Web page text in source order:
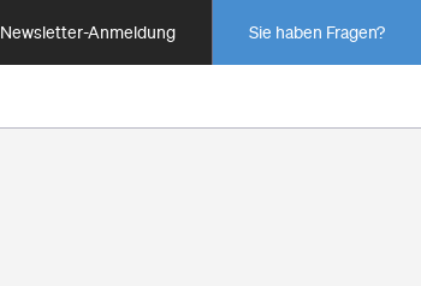
Newsletter-Anmeldung Sie haben Fragen?